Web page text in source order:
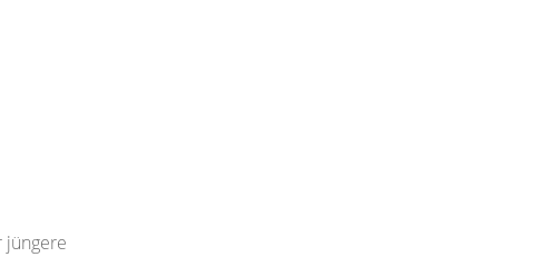
jüngere